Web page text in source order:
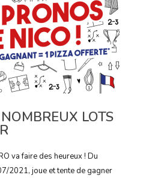
LOTS
va faire des heureux ! Du
2021, joue et tente de gagner